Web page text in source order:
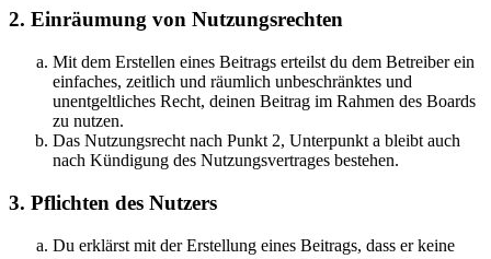
2. Einräumung von Nutzungsrechten
Mit dem Erstellen eines Beitrags erteilst du dem Betreiber ein
einfaches, zeitlich und räumlich unbeschränktes und
unentgeltliches Recht, deinen Beitrag im Rahmen des Boards
zu nutzen.
Das Nutzungsrecht nach Punkt 2, Unterpunkt a bleibt auch
nach Kündigung des Nutzungsvertrages bestehen.
3. Pflichten des Nutzers
Du erklärst mit der Erstellung eines Beitrags, dass er keine